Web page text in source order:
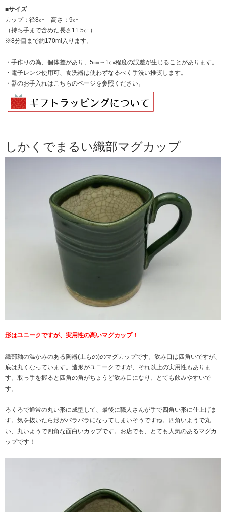
■サイズ
カップ：径8㎝ 高さ：9㎝
（持ち手まで含めた長さ11.5㎝）
※8分目まで約170ml入ります。
・手作りの為、個体差があり、5㎜～1㎝程度の誤差が生じることがあります。
・電子レンジ使用可、食洗器は使わずなるべく手洗い推奨します。
・器のお手入れは こちらのページを参照ください。
しかくでまるい織部マグカップ
形はユニークですが、実用性の高いマグカップ！
織部釉の温かみのある陶器(土もの)のマグカップです。飲み口は四角いですが、
底は丸くなっています。造形がユニークですが、それ以上の実用性もありま
す。取っ手を握ると四角の角がちょうど飲み口になり、とても飲みやすいで
す。
ろくろで通常の丸い形に成型して、最後に職人さんが手で四角い形に仕上げま
す。気を抜いたら形がバラバラになってしまいそうですね。四角いようで丸
い、丸いようで四角な面白いカップです。お店でも、とても人気のあるマグカ
ップです！